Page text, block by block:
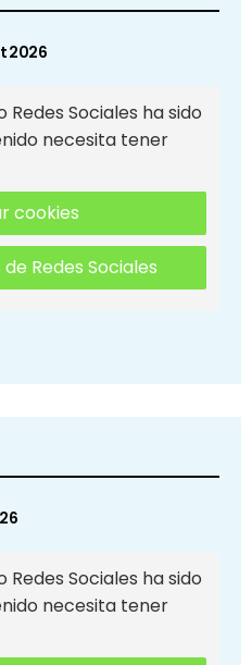
2026
Sociales ha sido
necesita tener
cookies
Redes Sociales
Sociales ha sido
necesita tener